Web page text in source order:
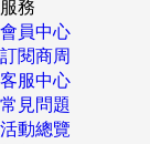
服務
會員中心
訂閱商周
客服中心
常見問題
活動總覽